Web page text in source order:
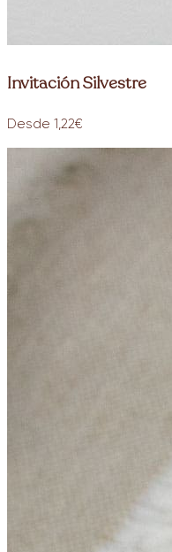
Invitación Silvestre
Desde 1,22€